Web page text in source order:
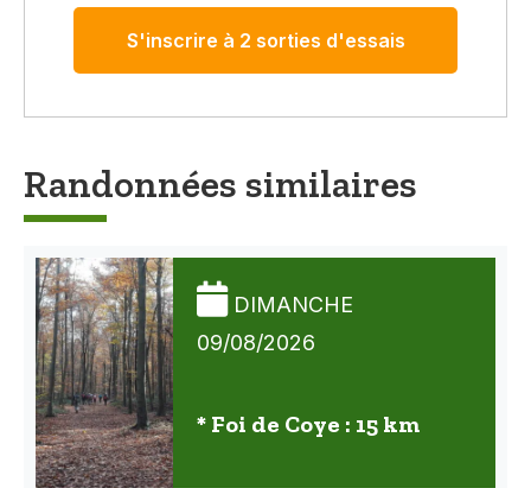
S'inscrire à 2 sorties d'essais
Randonnées similaires
DIMANCHE
09/08/2026
* Foi de Coye : 15 km